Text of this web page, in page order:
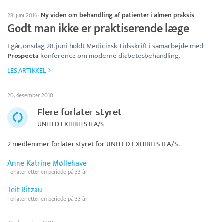
28. juni 2016· Ny viden om behandling af patienter i almen praksis
Godt man ikke er praktiserende læge
I går, onsdag 28. juni holdt Medicinsk Tidsskrift i samarbejde med
Prospecta konference om moderne diabetesbehandling.
LES ARTIKKEL
20. desember 2010
Flere forlater styret
UNITED EXHIBITS II A/S
2 medlemmer forlater styret forUNITED EXHIBITS II A/S.
Anne-Katrine Møllehave
Forlater etter en periode på 33 år
Teit Ritzau
Forlater etter en periode på 33 år